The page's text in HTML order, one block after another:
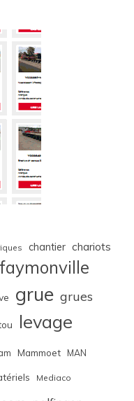
chantier chariots
faymonville
grue grues
levage
Mammoet MAN
Mediaco